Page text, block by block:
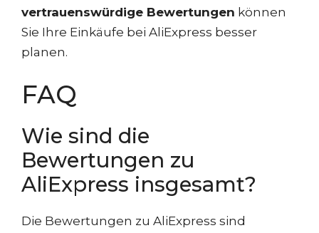
vertrauenswürdige Bewertungen können
Sie Ihre Einkäufe bei AliExpress besser
planen.
FAQ
Wie sind die
Bewertungen zu
AliExpress insgesamt?
Die Bewertungen zu AliExpress sind